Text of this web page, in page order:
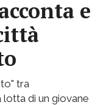
e
tra
di un giovane